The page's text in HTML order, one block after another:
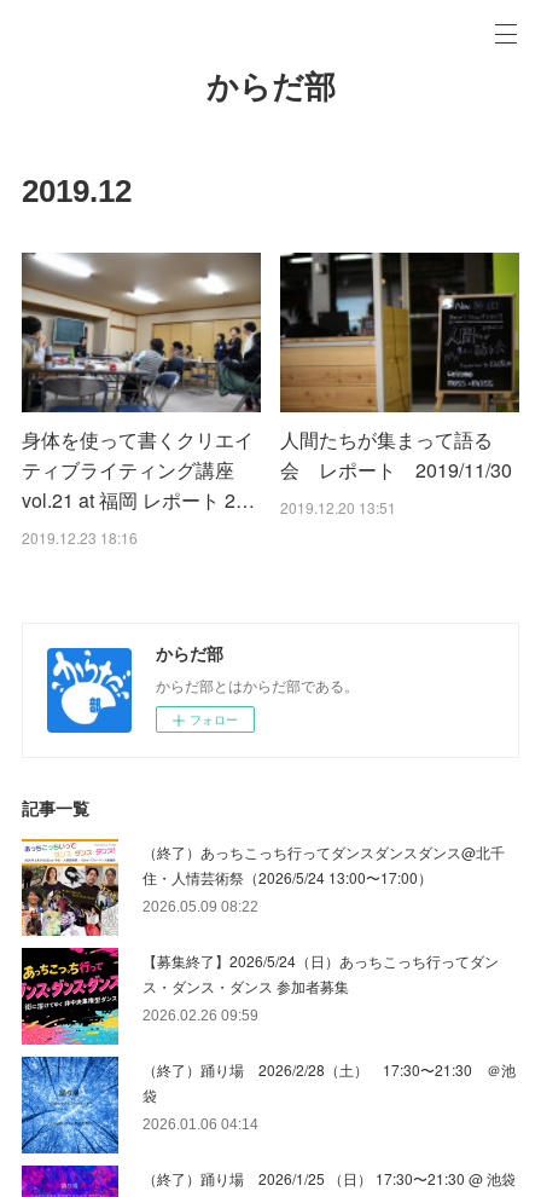
からだ部
2019.12
身体を使って書くクリエイ
ティブライティング講座
vol.21 at 福岡 レポート 2…
2019.12.23 18:16
人間たちが集まって語る
会 レポート 2019/11/30
2019.12.20 13:51
からだ部
からだ部とはからだ部である。
フォロー
記事一覧
（終了）あっちこっち行ってダンスダンスダンス@北千
住・人情芸術祭（2026/5/24 13:00〜17:00）
2026.05.09 08:22
【募集終了】2026/5/24（日）あっちこっち行ってダン
ス・ダンス・ダンス 参加者募集
2026.02.26 09:59
（終了）踊り場 2026/2/28（土） 17:30〜21:30 ＠池
袋
2026.01.06 04:14
（終了）踊り場 2026/1/25 （日） 17:30〜21:30 @ 池袋